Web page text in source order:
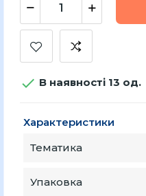
 В наявності 13 од.
Характеристики
Тематика
Упаковка